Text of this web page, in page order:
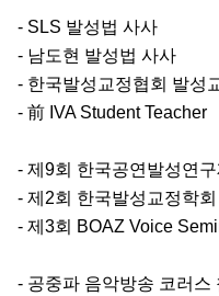
- SLS 발성법 사사
- 남도현 발성법 사사
- 한국발성교정협회 발성
- 前 IVA Student Teacher
- 제9회 한국공연발성연
- 제2회 한국발성교정학
- 제3회 BOAZ Voice
- 공중파 음악방송 코러스